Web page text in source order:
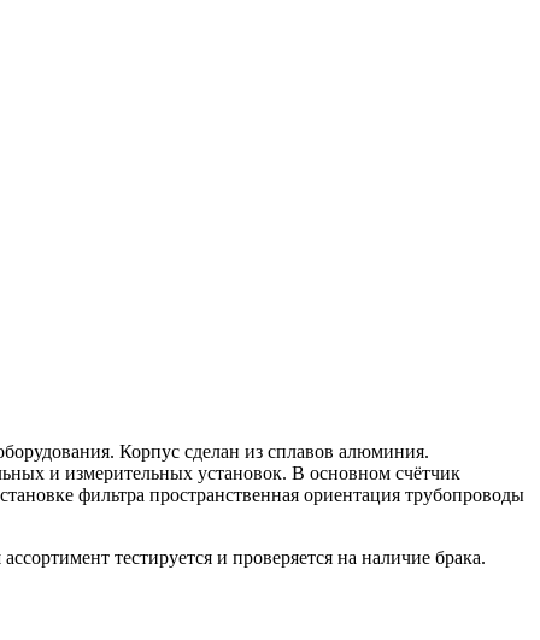
Корпус сделан из сплавов алюминия.
и измерительных установок. В основном счётчик
фильтра пространственная ориентация трубопроводы
тестируется и проверяется на наличие брака.